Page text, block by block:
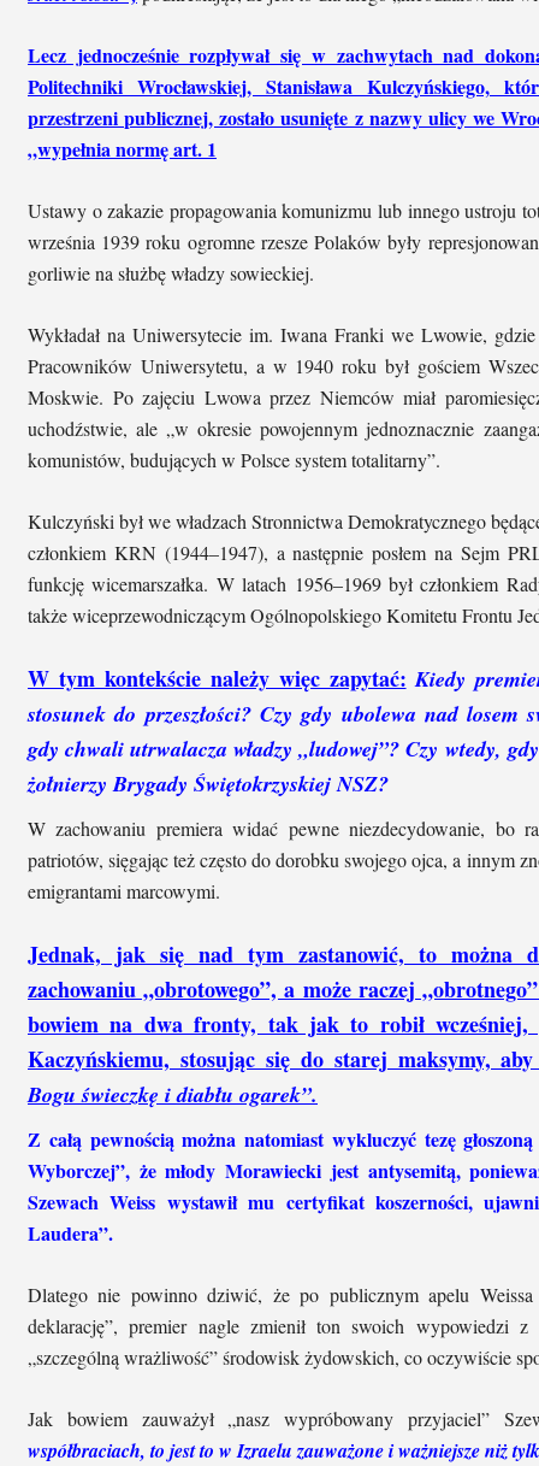
Lecz jednocześnie rozpływał się w zachwytach nad
Politechniki Wrocławskiej, Stanisława Kulczyńskiego,
przestrzeni publicznej, zostało usunięte z nazwy ulicy we
„wypełnia normę art. 1
Ustawy o zakazie propagowania komunizmu lub innego ustroju
września 1939 roku ogromne rzesze Polaków były
gorliwie na służbę władzy sowieckiej.
Wykładał na Uniwersytecie im. Iwana Franki we Lwowie,
Pracowników Uniwersytetu, a w 1940 roku był gościem
Moskwie. Po zajęciu Lwowa przez Niemców miał
uchodźstwie, ale „w okresie powojennym jednoznacznie
komunistów, budujących w Polsce system totalitarny”.
Kulczyński był we władzach Stronnictwa Demokratycznego
członkiem KRN (1944–1947), a następnie posłem na Sejm
funkcję wicemarszałka. W latach 1956–1969 był członkiem
także wiceprzewodniczącym Ogólnopolskiego Komitetu Frontu
W tym kontekście należy więc zapytać: Kiedy
stosunek do przeszłości? Czy gdy ubolewa nad
gdy chwali utrwalacza władzy „ludowej”? Czy wtedy,
żołnierzy Brygady Świętokrzyskiej NSZ?
W zachowaniu premiera widać pewne niezdecydowanie, bo
patriotów, sięgając też często do dorobku swojego ojca, a innym
emigrantami marcowymi.
Jednak, jak się nad tym zastanowić, to można
zachowaniu „obrotowego”, a może raczej
bowiem na dwa fronty, tak jak to robił wcześniej,
Kaczyńskiemu, stosując się do starej maksymy,
Bogu świeczkę i diabłu ogarek”.
Z całą pewnością można natomiast wykluczyć tezę
Wyborczej”, że młody Morawiecki jest antysemitą,
Szewach Weiss wystawił mu certyfikat koszerności,
Laudera”.
Dlatego nie powinno dziwić, że po publicznym apelu
deklarację”, premier nagle zmienił ton swoich wypowiedzi
„szczególną wrażliwość” środowisk żydowskich, co oczywiście
Jak bowiem zauważył „nasz wypróbowany przyjaciel”
współbraciach, to jest to w Izraelu zauważone i ważniejsze niż